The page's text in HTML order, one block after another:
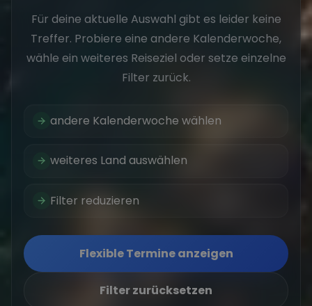
Für deine aktuelle Auswahl gibt es leider keine
Treffer. Probiere eine andere Kalenderwoche,
wähle ein weiteres Reiseziel oder setze einzelne
Filter zurück.
andere Kalenderwoche wählen
weiteres Land auswählen
Filter reduzieren
Flexible Termine anzeigen
Filter zurücksetzen